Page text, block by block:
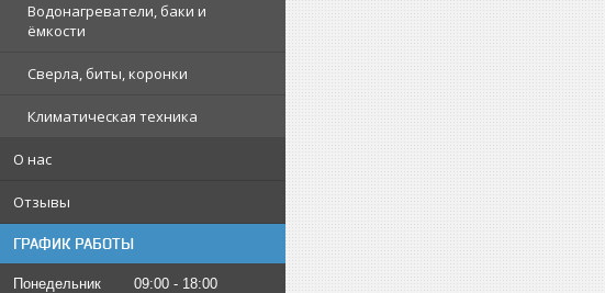
Водонагреватели, баки и
ёмкости
Сверла, биты, коронки
Климатическая техника
О нас
Отзывы
ГРАФИК РАБОТЫ
Понедельник 09:00
18:00